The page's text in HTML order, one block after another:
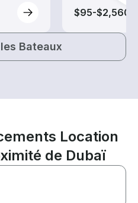
$95-$2,560
Bateaux
Location
de Dubaï